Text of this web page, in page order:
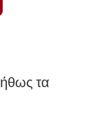
τα